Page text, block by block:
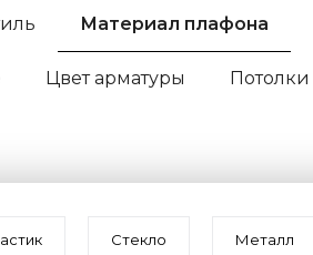
Материал плафона
Цвет арматуры Потолки
Стекло Металл